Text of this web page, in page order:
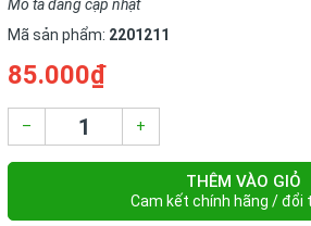
Mô tả đang cập nhật
Mã sản phẩm: 2201211
85.000₫
– +
THÊM VÀO GIỎ
Cam kết chính hãng / đổi